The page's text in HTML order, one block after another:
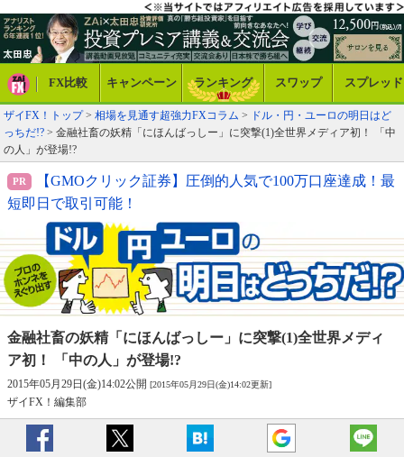
FX比較 キャンペーン ランキング スワップ スプレッド
ザイFX！トップ> 相場を見通す超強力FXコラム > ドル・円・ユーロの明日はど
っちだ!? > 金融社畜の妖精「にほんばっしー」に突撃(1)全世界メディア初！ 「中
の人」が登場!?
【GMOクリック証券】圧倒的人気で100万口座達成！最
短即日で取引可能！
金融社畜の妖精「にほんばっしー」に突撃(1)全世界メディ
ア初！ 「中の人」が登場!?
2015年05月29日(金)14:02公開 [2015年05月29日(金)14:02更新]
ザイFX！編集部